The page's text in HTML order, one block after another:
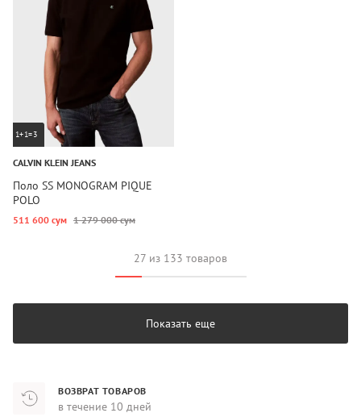
1+1=3
CALVIN KLEIN JEANS
Поло SS MONOGRAM PIQUE
POLO
511 600 сум 1 279 000 сум
27 из 133 товаров
Показать еще
ВОЗВРАТ ТОВАРОВ
в течение 10 дней